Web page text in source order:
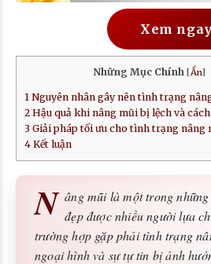
Xem ngay
Những Mục Chính [Ẩn]
1 Nguyên nhân gây nên tình trạng
2 Hậu quả khi nâng mũi bị lệch và
3 Giải pháp tối ưu cho tình trạng nâng
4 Kết luận
N âng mũi là một trong
đẹp được nhiều người lựa
trường hợp gặp phải tình trạng
ngoại hình và sự tự tin bị ảnh